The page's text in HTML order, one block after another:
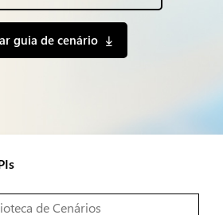
guia de cenário